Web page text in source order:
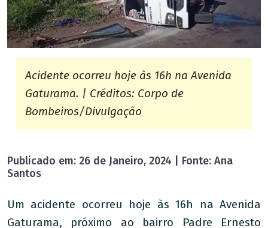
Acidente ocorreu hoje às 16h na Avenida
Gaturama. | Créditos: Corpo de
Bombeiros/Divulgação
Publicado em: 26 de Janeiro, 2024 | Fonte: Ana
Santos
Um acidente ocorreu hoje às 16h na Avenida
Gaturama, próximo ao bairro Padre Ernesto